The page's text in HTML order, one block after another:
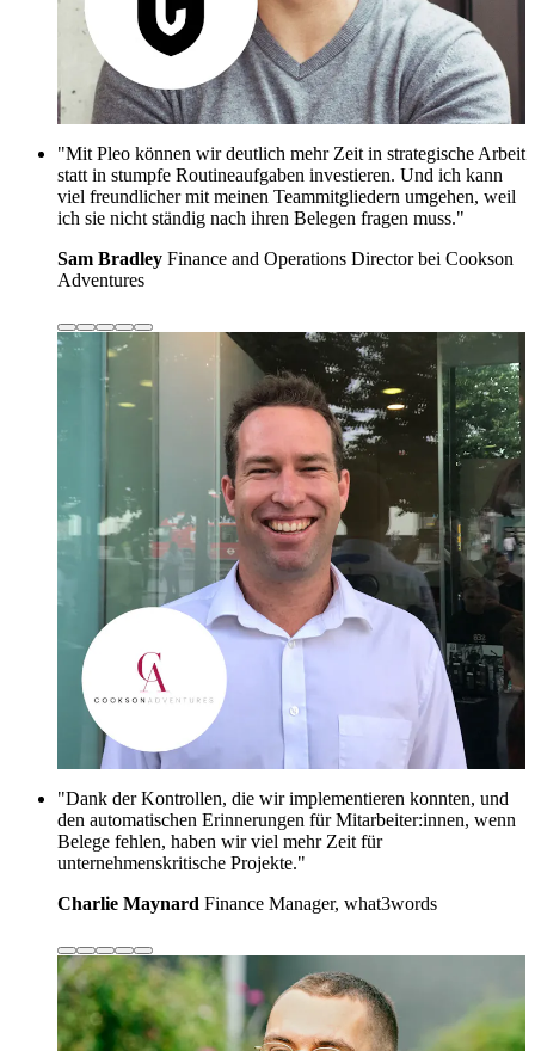
"Mit Pleo können wir deutlich mehr Zeit in strategische Arbeit
statt in stumpfe Routineaufgaben investieren. Und ich kann
viel freundlicher mit meinen Teammitgliedern umgehen, weil
ich sie nicht ständig nach ihren Belegen fragen muss."
Sam Bradley Finance and Operations Director bei Cookson
Adventures
"Dank der Kontrollen, die wir implementieren konnten, und
den automatischen Erinnerungen für Mitarbeiter:innen, wenn
Belege fehlen, haben wir viel mehr Zeit für
unternehmenskritische Projekte."
Charlie Maynard Finance Manager, what3words